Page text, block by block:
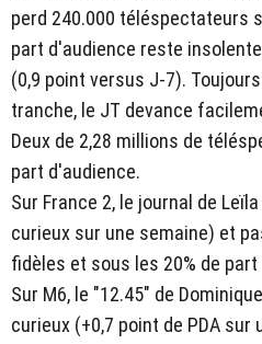
perd 240.000 téléspectateurs
part d'audience reste
(0,9 point versus J-7).
tranche, le JT devance
Deux de 2,28 millions de
part d'audience.
Sur France 2, le journal de
curieux sur une semaine) et
fidèles et sous les 20% de
Sur M6, le "12.45" de
curieux (+0,7 point de PDA sur